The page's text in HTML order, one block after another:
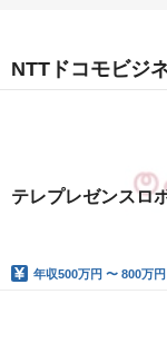
NTTドコモビジ
テレプレゼンスロ
年収500万円 〜 800万円